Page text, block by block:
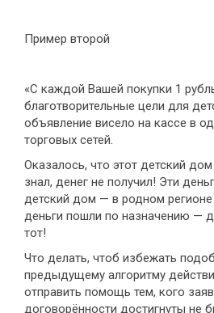
Пример второй
«С каждой Вашей покупки 1
благотворительные цели для
объявление висело на кассе в
торговых сетей.
Оказалось, что этот детский
знал, денег не получил! Эти
детский дом — в родном
деньги пошли по назначению —
тот!
Что делать, чтоб избежать
предыдущему алгоритму
отправить помощь тем, кого
договорённости достигнуты не